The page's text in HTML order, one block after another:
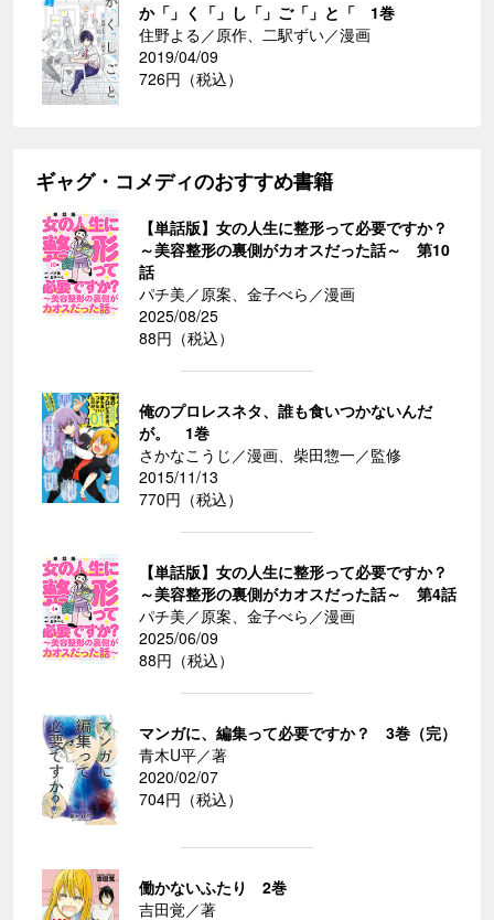
か「」く「」し「」ご「」と「 1巻
住野よる／原作、二駅ずい／漫画
2019/04/09
726円（税込）
ギャグ・コメディのおすすめ書籍
【単話版】女の人生に整形って必要ですか？
～美容整形の裏側がカオスだった話～ 第10
話
パチ美／原案、金子べら／漫画
2025/08/25
88円（税込）
俺のプロレスネタ、誰も食いつかないんだ
が。 1巻
さかなこうじ／漫画、柴田惣一／監修
2015/11/13
770円（税込）
【単話版】女の人生に整形って必要ですか？
～美容整形の裏側がカオスだった話～ 第4話
パチ美／原案、金子べら／漫画
2025/06/09
88円（税込）
マンガに、編集って必要ですか？ 3巻（完）
青木U平／著
2020/02/07
704円（税込）
働かないふたり 2巻
吉田覚／著